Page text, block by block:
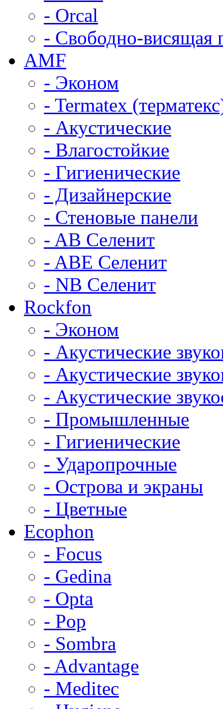
- Orcal
- Свободно-висящая
AMF
- Эконом
- Termatex
- Акустические
- Влагостойкие
- Гигиенические
- Дизайнерские
- Стеновые панели
- AB Селенит
- ABE Селенит
- NB Селенит
Rockfon
- Эконом
- Акустические
- Акустические
- Акустические
- Промышленные
- Гигиенические
- Ударопрочные
- Острова и экраны
- Цветные
Ecophon
- Focus
- Gedina
- Opta
- Pop
- Sombra
- Advantage
- Meditec